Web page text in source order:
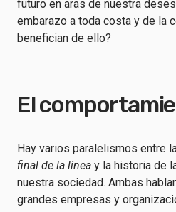
futuro en aras de nuestra
embarazo a toda costa y de la
benefician de ello?
El
Hay varios paralelismos entre
final de la línea y la historia de
nuestra sociedad. Ambas
grandes empresas y